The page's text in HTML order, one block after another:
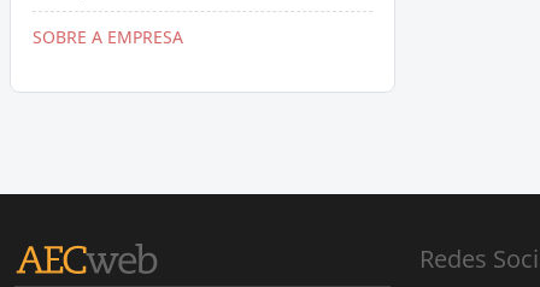
SOBRE A EMPRESA
Redes